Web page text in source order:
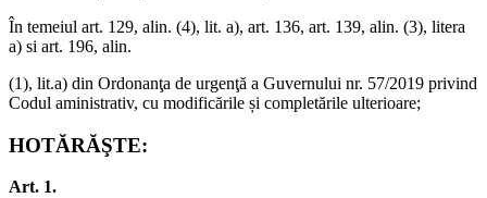
În temeiul art. 129, alin. (4), lit. a), art. 136, art. 139, alin. (3), litera
a) si art. 196, alin.
(1), lit.a) din Ordonanţa de urgenţă a Guvernului nr. 57/2019 privind
Codul aministrativ, cu modificările și completările ulterioare;
HOTĂRĂŞTE:
Art. 1.